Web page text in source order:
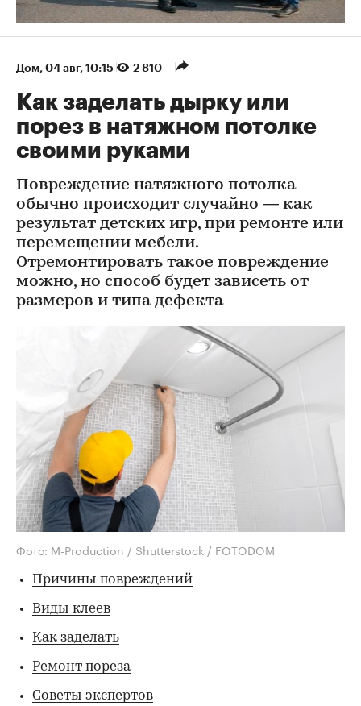
Дом⁠, 04 авг, 10:15 2 810
Как заделать дырку или
порез в натяжном потолке
своими руками
Повреждение натяжного потолка
обычно происходит случайно — как
результат детских игр, при ремонте или
перемещении мебели.
Отремонтировать такое повреждение
можно, но способ будет зависеть от
размеров и типа дефекта
Фото: M-Production / Shutterstock / FOTODOM
Причины повреждений
Виды клеев
Как заделать
Ремонт пореза
Советы экспертов